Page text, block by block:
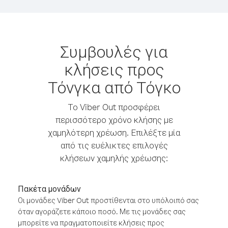
Συμβουλές για
κλήσεις προς
Τόνγκα από Τόγκο
Το Viber Out προσφέρει
περισσότερο χρόνο κλήσης με
χαμηλότερη χρέωση. Επιλέξτε μία
από τις ευέλικτες επιλογές
κλήσεων χαμηλής χρέωσης:
Πακέτα μονάδων
Οι μονάδες Viber Out προστίθενται στο υπόλοιπό σας
όταν αγοράζετε κάποιο ποσό. Με τις μονάδες σας
μπορείτε να πραγματοποιείτε κλήσεις προς